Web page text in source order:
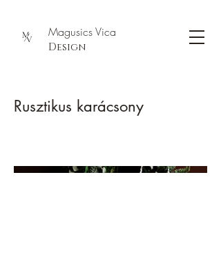
Magusics Vica
Design
Rusztikus karácsony